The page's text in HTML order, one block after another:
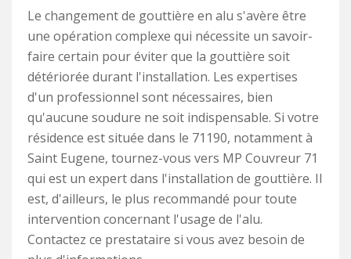
Le changement de gouttière en alu s'avère être
une opération complexe qui nécessite un savoir-
faire certain pour éviter que la gouttière soit
détériorée durant l'installation. Les expertises
d'un professionnel sont nécessaires, bien
qu'aucune soudure ne soit indispensable. Si votre
résidence est située dans le 71190, notamment à
Saint Eugene, tournez-vous vers MP Couvreur 71
qui est un expert dans l'installation de gouttière. Il
est, d'ailleurs, le plus recommandé pour toute
intervention concernant l'usage de l'alu.
Contactez ce prestataire si vous avez besoin de